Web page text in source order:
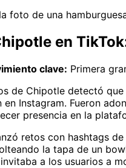
foto de una
en
clave: Primera
de Chipotle detectó
Instagram. Fueron
presencia en la
retos con hashtags
la tapa de un
a los usuarios a